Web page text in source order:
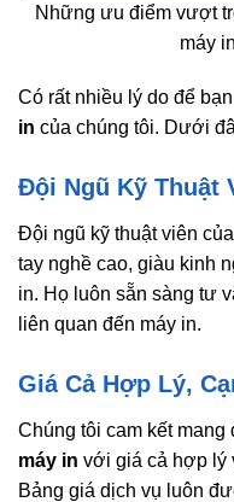
Những ưu điểm vượt
máy
Có rất nhiều lý do để
in của chúng tôi. Dưới
Đội Ngũ Kỹ Thuật
Đội ngũ kỹ thuật viên
tay nghề cao, giàu kinh
in. Họ luôn sẵn sàng tư
liên quan đến máy in.
Giá Cả Hợp Lý,
Chúng tôi cam kết mang
máy in với giá cả hợp lý
Bảng giá dịch vụ luôn